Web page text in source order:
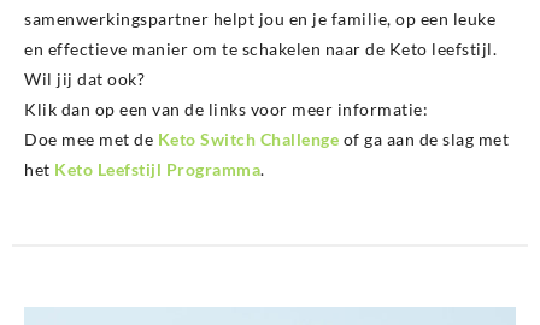
samenwerkingspartner helpt jou en je familie, op een leuke
en effectieve manier om te schakelen naar de Keto leefstijl.
Wil jij dat ook?
Klik dan op een van de links voor meer informatie:
Doe mee met de Keto Switch Challenge of ga aan de slag met
het Keto Leefstijl Programma.